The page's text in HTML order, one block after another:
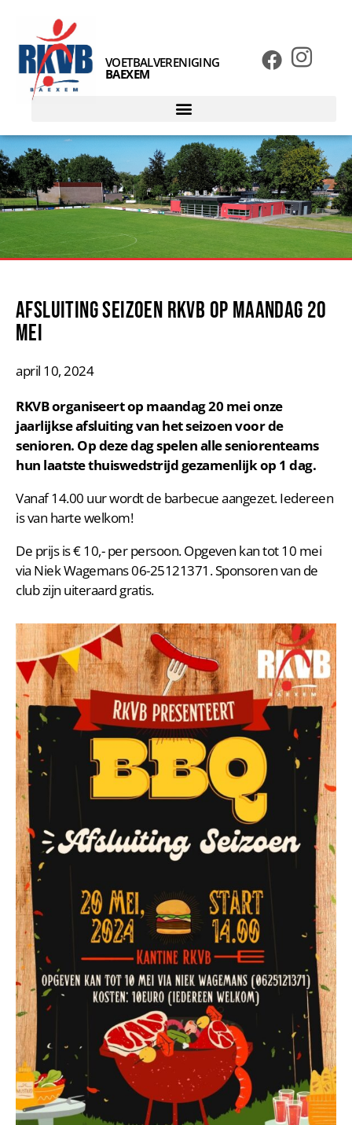
VOETBALVERENIGING
BAEXEM
Afsluiting seizoen RKVB op maandag 20
mei
april 10, 2024
RKVB organiseert op maandag 20 mei onze
jaarlijkse afsluiting van het seizoen voor de
senioren. Op deze dag spelen alle seniorenteams
hun laatste thuiswedstrijd gezamenlijk op 1 dag.
Vanaf 14.00 uur wordt de barbecue aangezet. Iedereen
is van harte welkom!
De prijs is € 10,- per persoon. Opgeven kan tot 10 mei
via Niek Wagemans 06-25121371. Sponsoren van de
club zijn uiteraard gratis.